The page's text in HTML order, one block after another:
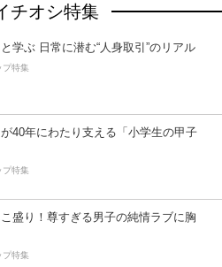
チオシ特集
学ぶ 日常に潜む“人身取引”のリアル
プ特集
40年にわたり支える「小学生の甲子
プ特集
盛り！尊すぎる男子の純情ラブに胸
プ特集